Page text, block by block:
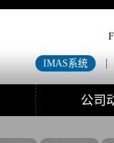
IMAS系统 |
公司